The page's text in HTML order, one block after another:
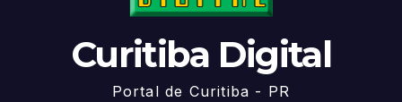
Curitiba Digital
Portal de Curitiba - PR